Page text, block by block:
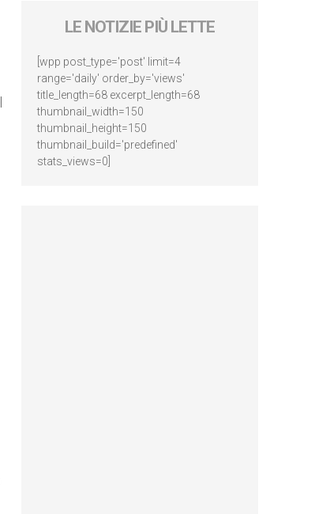
LE NOTIZIE PIÙ LETTE
[wpp post_type='post' limit=4
range='daily' order_by='views'
title_length=68 excerpt_length=68
thumbnail_width=150
thumbnail_height=150
thumbnail_build='predefined'
stats_views=0]